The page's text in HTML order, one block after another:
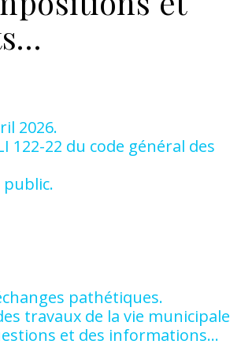
2026.
122-22 du code général des
public.
pathétiques.
travaux de la vie municipale
et des informations…